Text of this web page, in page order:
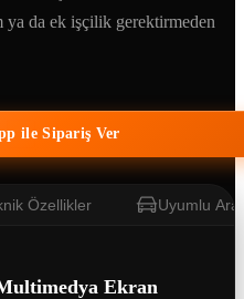
da ek işçilik gerektirmeden
ile Sipariş Ver
Özellikler Uyumlu
Ekran